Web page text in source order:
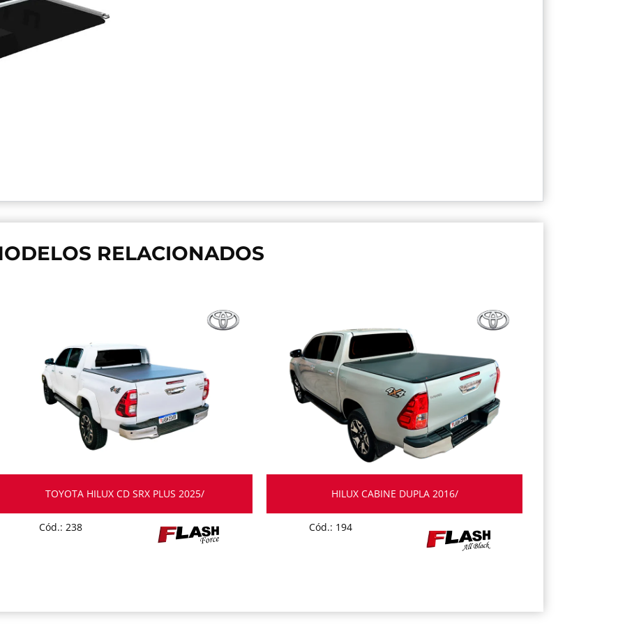
RELACIONADOS
TOYOTA HILUX CD SRX PLUS 2025/
Cód.: 238
HILUX CABINE DUPLA 2016/
Cód.: 194